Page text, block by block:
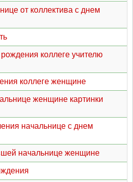
от коллектива с днем
коллеге учителю
коллеге женщине
женщине картинки
начальнице с днем
начальнице женщине